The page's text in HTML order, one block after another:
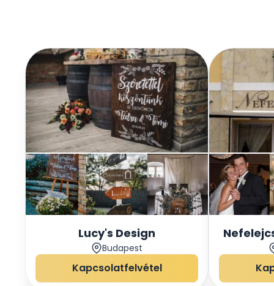
Lucy's Design
Budapest
Kapcsolatfelvétel